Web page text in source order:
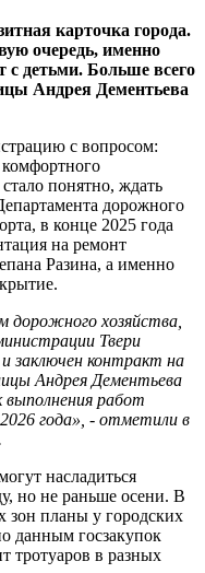
карточка города.
очередь, именно
с детьми. Больше всего
Андрея Дементьева
с вопросом:
комфортного
понятно, ждать
дорожного
в конце 2025 года
на ремонт
Разина, а именно
дорожного хозяйства,
Твери
заключен контракт на
Андрея Дементьева
работ
года», - отметили в
насладиться
но не раньше осени. В
зон планы у городских
данным госзакупок
тротуаров в разных